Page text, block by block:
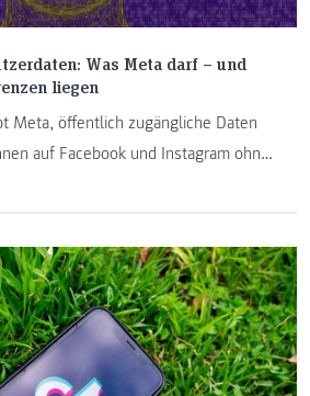
Was Meta darf – und
liegen
Meta, öffentlich zugängliche Daten
auf Facebook und Instagram ohne
wirft
Fragen auf – etwa zum Umgang mit
zur Löschungspflicht oder zum